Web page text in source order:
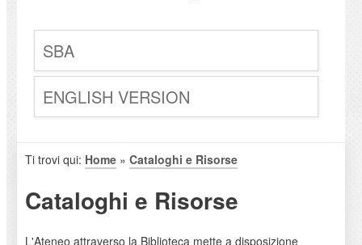
SBA
ENGLISH VERSION
Ti trovi qui: Home» Cataloghi e Risorse
Cataloghi e Risorse
L'Ateneo attraverso la Biblioteca mette a disposizione